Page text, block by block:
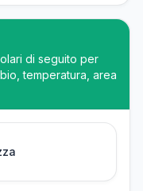
di seguito per
temperatura, area